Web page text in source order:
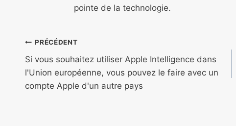
pointe de la technologie.
Navigation
de
l’article
PRÉCÉDENT
Si vous souhaitez utiliser Apple Intelligence dans
l'Union européenne, vous pouvez le faire avec un
compte Apple d'un autre pays